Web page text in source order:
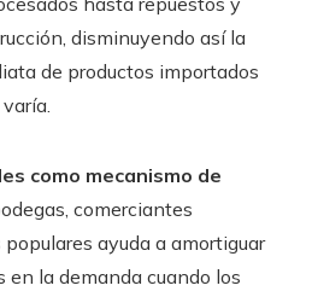
disminuyendo así la
de productos importados
como mecanismo de
comerciantes
ayuda a amortiguar
en la demanda cuando los